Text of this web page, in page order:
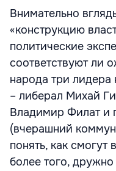
Внимательно
«конструкцию
политические
соответствуют ли
народа три
– либерал Михай
Владимир Филат и
(вчерашний
понять, как смогут
более того,